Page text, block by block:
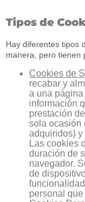
Tipos de
Hay diferentes tipos
manera, pero tienen
Cookies de
recabar y
a una
información
prestación
sola ocasión
adquiridos) y
Las cookies
duración de
navegador.
de
personal